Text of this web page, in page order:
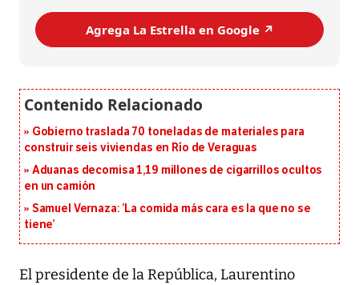
Agrega La Estrella en Google ↗️
Gobierno traslada 70 toneladas de materiales para
construir seis viviendas en Río de Veraguas
Aduanas decomisa 1,19 millones de cigarrillos ocultos
en un camión
Samuel Vernaza: ‘La comida más cara es la que no se
tiene’
El presidente de la República, Laurentino